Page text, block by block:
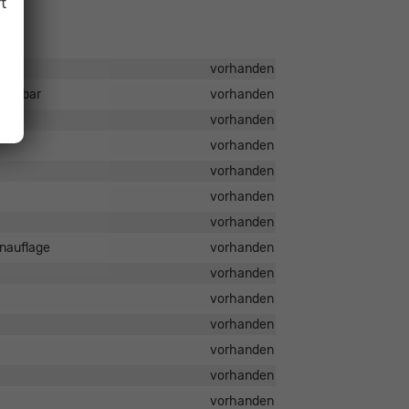
vorhanden
vorhanden
vorhanden
vorhanden
vorhanden
vorhanden
vorhanden
vorhanden
vorhanden
vorhanden
vorhanden
vorhanden
vorhanden
vorhanden